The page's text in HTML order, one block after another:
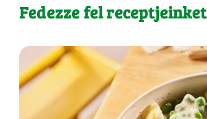
Fedezze fel receptjeinket